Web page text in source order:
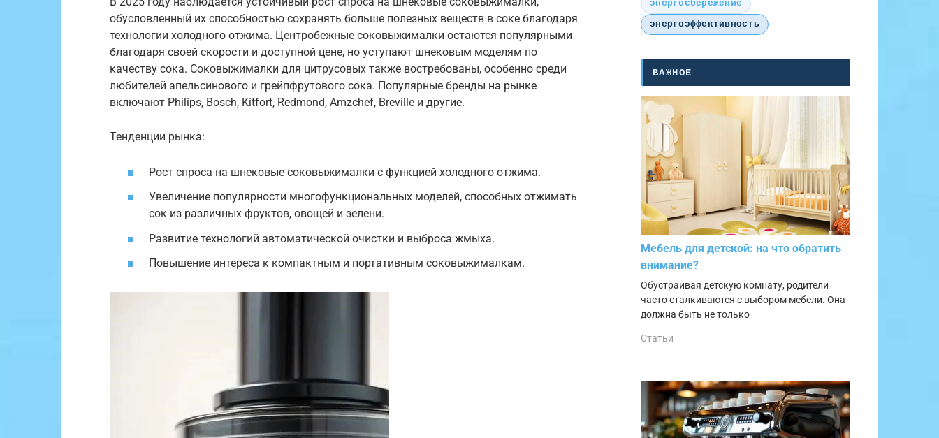
обусловленный их способностью сохранять больше полезных веществ в соке благодаря
технологии холодного отжима. Центробежные соковыжималки остаются популярными
благодаря своей скорости и доступной цене, но уступают шнековым моделям по
качеству сока. Соковыжималки для цитрусовых также востребованы, особенно среди
любителей апельсинового и грейпфрутового сока. Популярные бренды на рынке
включают Philips, Bosch, Kitfort, Redmond, Amzchef, Breville и другие.
Тенденции рынка:
Рост спроса на шнековые соковыжималки с функцией холодного отжима.
Увеличение популярности многофункциональных моделей, способных отжимать
сок из различных фруктов, овощей и зелени.
Развитие технологий автоматической очистки и выброса жмыха.
Повышение интереса к компактным и портативным соковыжималкам.
энергосбережение
энергоэффективность
ВАЖНОЕ
Мебель для детской: на что обратить
внимание?
Обустраивая детскую комнату, родители
часто сталкиваются с выбором мебели. Она
должна быть не только
Статьи